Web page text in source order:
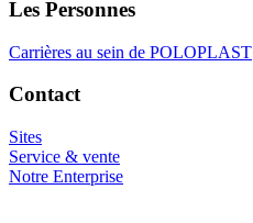
Les Personnes
Carrières au sein de POLOPLAST
Contact
Sites
Service & vente
Notre Enterprise